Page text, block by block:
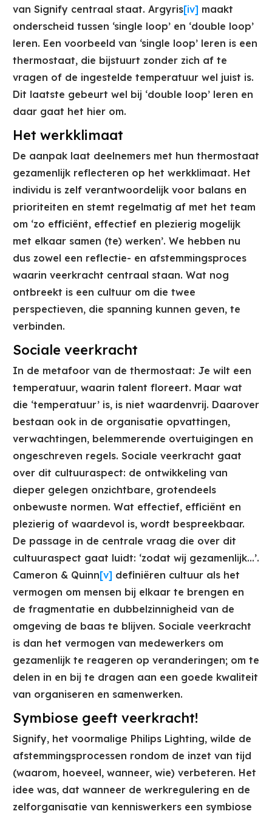
van Signify centraal staat. Argyris[iv] maakt
onderscheid tussen ‘single loop’ en ‘double loop’
leren. Een voorbeeld van ‘single loop’ leren is een
thermostaat, die bijstuurt zonder zich af te
vragen of de ingestelde temperatuur wel juist is.
Dit laatste gebeurt wel bij ‘double loop’ leren en
daar gaat het hier om.
Het werkklimaat
De aanpak laat deelnemers met hun thermostaat
gezamenlijk reflecteren op het werkklimaat. Het
individu is zelf verantwoordelijk voor balans en
prioriteiten en stemt regelmatig af met het team
om ‘zo efficiënt, effectief en plezierig mogelijk
met elkaar samen (te) werken’. We hebben nu
dus zowel een reflectie- en afstemmingsproces
waarin veerkracht centraal staan. Wat nog
ontbreekt is een cultuur om die twee
perspectieven, die spanning kunnen geven, te
verbinden.
Sociale veerkracht
In de metafoor van de thermostaat: Je wilt een
temperatuur, waarin talent floreert. Maar wat
die ‘temperatuur’ is, is niet waardenvrij. Daarover
bestaan ook in de organisatie opvattingen,
verwachtingen, belemmerende overtuigingen en
ongeschreven regels. Sociale veerkracht gaat
over dit cultuuraspect: de ontwikkeling van
dieper gelegen onzichtbare, grotendeels
onbewuste normen. Wat effectief, efficiënt en
plezierig of waardevol is, wordt bespreekbaar.
De passage in de centrale vraag die over dit
cultuuraspect gaat luidt: ‘zodat wij gezamenlijk…’.
Cameron & Quinn[v] definiëren cultuur als het
vermogen om mensen bij elkaar te brengen en
de fragmentatie en dubbelzinnigheid van de
omgeving de baas te blijven. Sociale veerkracht
is dan het vermogen van medewerkers om
gezamenlijk te reageren op veranderingen; om te
delen in en bij te dragen aan een goede kwaliteit
van organiseren en samenwerken.
Symbiose geeft veerkracht!
Signify, het voormalige Philips Lighting, wilde de
afstemmingsprocessen rondom de inzet van tijd
(waarom, hoeveel, wanneer, wie) verbeteren. Het
idee was, dat wanneer de werkregulering en de
zelforganisatie van kenniswerkers een symbiose